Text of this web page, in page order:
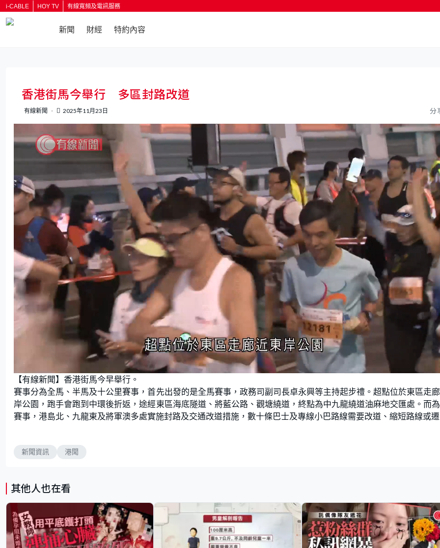
i-CABLE HOY TV 有線寬頻及電訊服務
新聞 財經 特約內容
香港街馬今舉行 多區封路改道
有線新聞 2025年11月23日 分
n
m
u
t
e
o
e
d
:
5
7
4
5
【有線新聞】香港街馬今早舉行。
賽事分為全馬、半馬及十公里賽事，首先出發的是全馬賽事，政務司副司長卓永興等主持起步禮。超點位於東區走
岸公園，跑手會跑到中環後折返，途經東區海底隧道、將藍公路、觀塘繞道，終點為中九龍繞道油麻地交匯處。而
賽事，港島北、九龍東及將軍澳多處實施封路及交通改道措施，數十條巴士及專線小巴路線需要改道、縮短路線或
新聞資訊 港聞
其他人也在看